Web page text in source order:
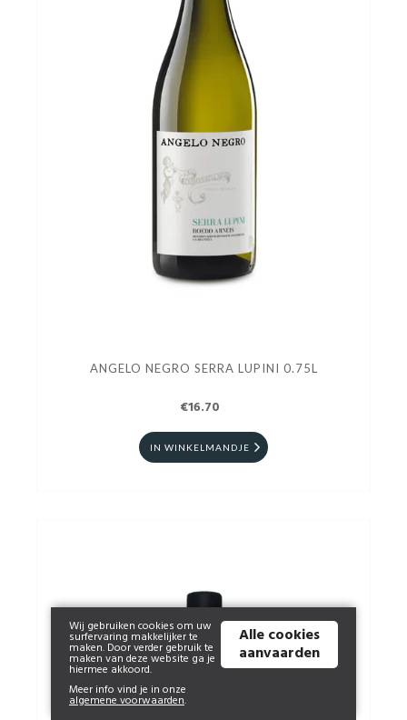
ANGELO NEGRO SERRA LUPINI 0.75L
€16.70
IN WINKELMANDJE
Wij gebruiken cookies om uw
surfervaring makkelijker te
maken. Door verder gebruik te
maken van deze website ga je
hiermee akkoord.
Meer info vind je in onze
algemene voorwaarden.
Alle cookies
aanvaarden